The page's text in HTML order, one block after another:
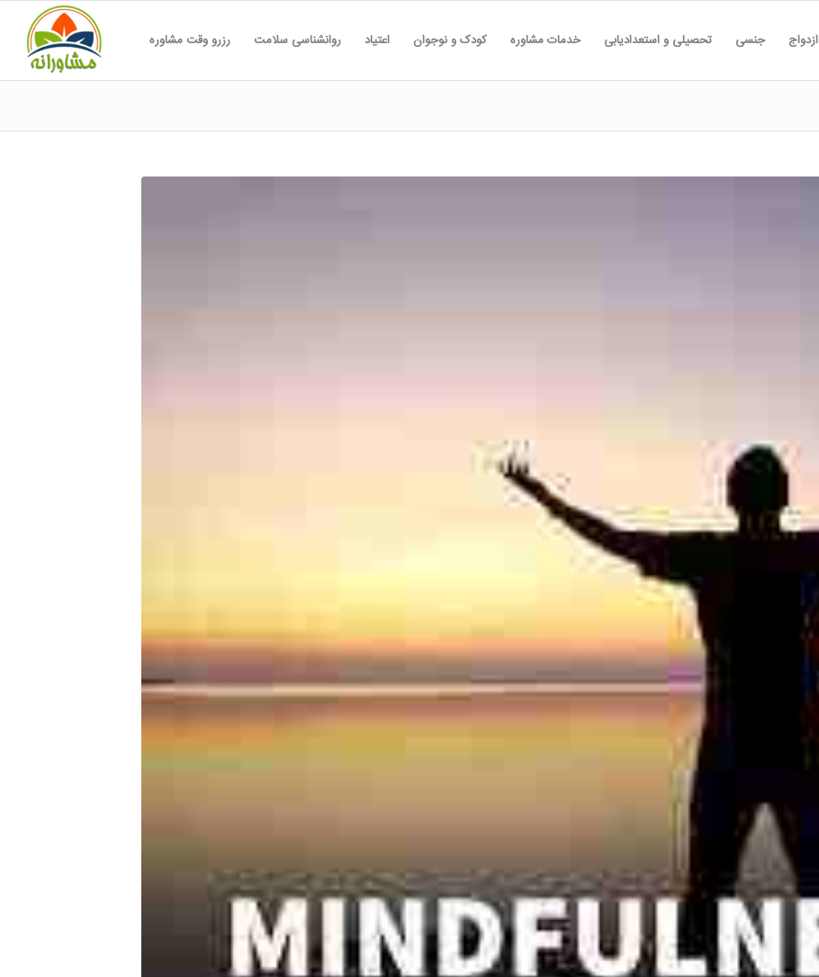
ازدواج جنسی تحصیلی و استعدادیابی خدمات مشاوره کودک و نوجوان اعتیاد روانشناسی سلامت رزرو وقت مشاوره